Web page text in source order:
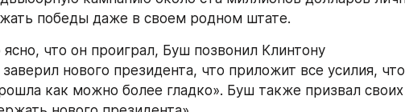
часов, несмотря на проливные дожди и снегопады.
американцы в первую очередь требовали качественного
жизни, который, с их точки зрения, ухудшился
года, за годы президентства Буша. Почти 80 процентов
что дела в американской экономике либо плохи, либо